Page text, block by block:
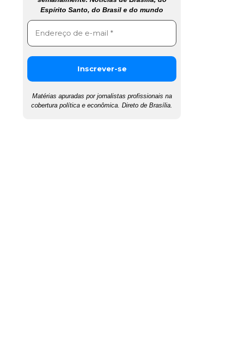
Espírito Santo, do Brasil e do mundo
Matérias apuradas por jornalistas profissionais na
cobertura política e econômica. Direto de Brasília.